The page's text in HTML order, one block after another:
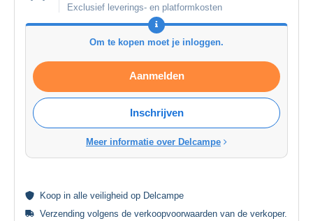
Exclusief leverings- en platformkosten
Om te kopen moet je inloggen.
Aanmelden
Inschrijven
Meer informatie over Delcampe
Koop in alle veiligheid op Delcampe
Verzending volgens de verkoopvoorwaarden van de verkoper.